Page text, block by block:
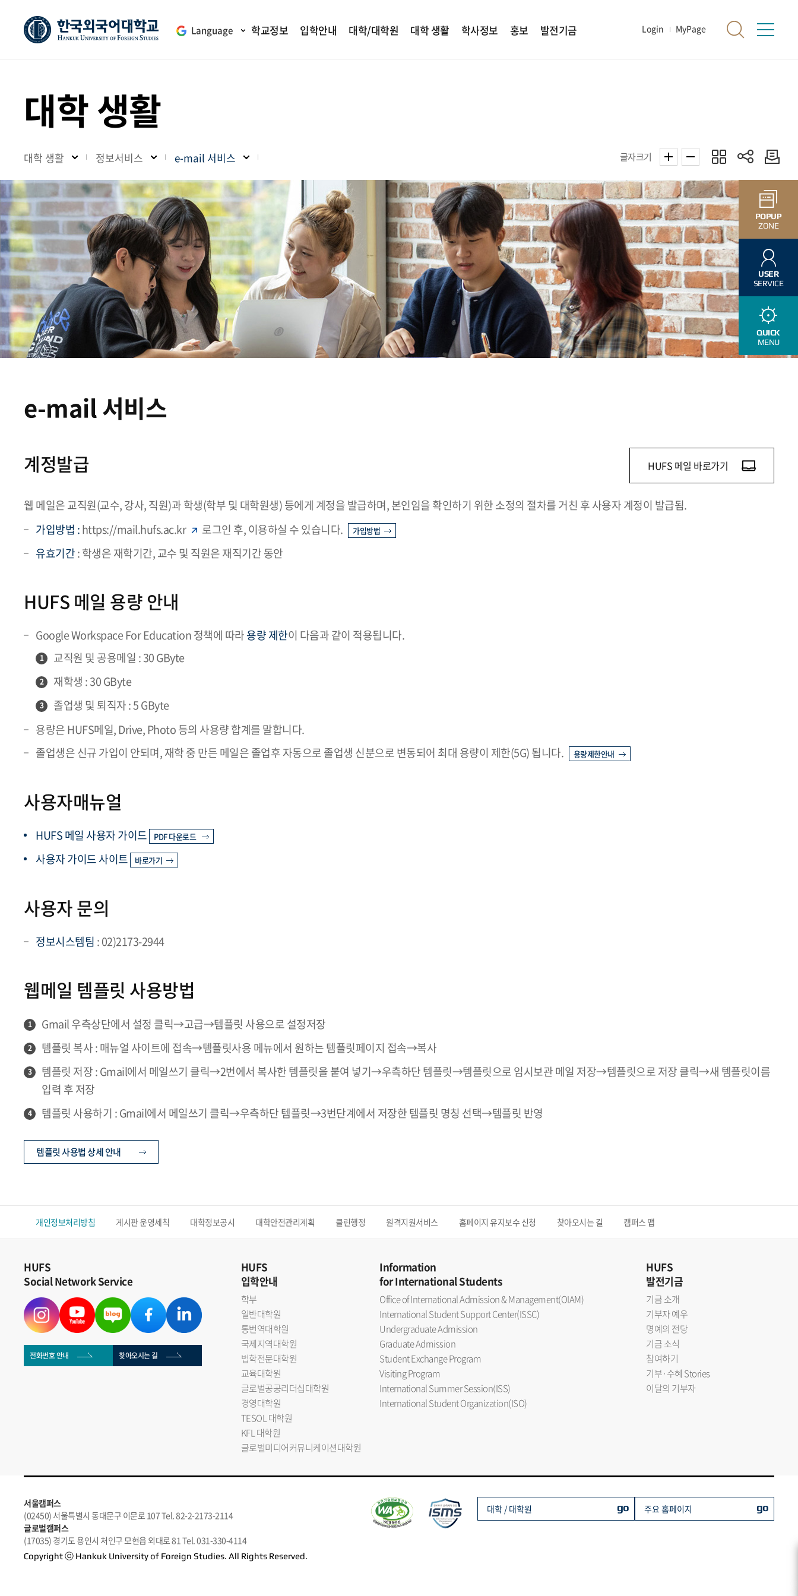
Language 학교정보 입학안내 대학/대학원 대학 생활 학사정보 홍보 발전기금 Login MyPage
POPUP
ZONE
USER
SERVICE
QUICK
MENU
대학 생활
대학 생활 정보서비스 e-mail 서비스 글자크기
e-mail 서비스
계정발급 HUFS 메일 바로가기
웹 메일은 교직원(교수, 강사, 직원)과 학생(학부 및 대학원생) 등에게 계정을 발급하며, 본인임을 확인하기 위한 소정의 절차를 거친 후 사용자 계정이 발급됨.
가입방법 :https://mail.hufs.ac.kr 로그인 후, 이용하실 수 있습니다. 가입방법
유효기간: 학생은 재학기간, 교수 및 직원은 재직기간 동안
HUFS 메일 용량 안내
Google Workspace For Education 정책에 따라용량 제한이 다음과 같이 적용됩니다.
1 교직원 및 공용메일 : 30 GByte
2 재학생 : 30 GByte
3
졸업생 및 퇴직자 : 5 GByte
용량은 HUFS메일, Drive, Photo 등의 사용량 합계를 말합니다.
졸업생은 신규 가입이 안되며, 재학 중 만든 메일은 졸업후 자동으로 졸업생 신분으로 변동되어 최대 용량이 제한(5G) 됩니다.
용량제한안내
사용자매뉴얼
HUFS 메일 사용자 가이드 PDF 다운로드
사용자 가이드 사이트 바로가기
사용자 문의
정보시스템팀 : 02)2173-2944
웹메일 템플릿 사용방법
1 Gmail 우측상단에서 설정 클릭→고급→템플릿 사용으로 설정저장
2 템플릿 복사 : 매뉴얼 사이트에 접속→템플릿사용 메뉴에서 원하는 템플릿페이지 접속→복사
3
템플릿 저장 : Gmail에서 메일쓰기 클릭→2번에서 복사한 템플릿을 붙여 넣기→우측하단 템플릿→템플릿으로 임시보관 메일 저장→템플릿으로 저장 클릭→새 템플릿이름
입력 후 저장
4 템플릿 사용하기 : Gmail에서 메일쓰기 클릭→우측하단 템플릿→3번단계에서 저장한 템플릿 명칭 선택→템플릿 반영
템플릿 사용법 상세 안내
개인정보처리방침 게시판 운영세칙 대학정보공시 대학안전관리계획 클린행정 원격지원서비스 홈페이지 유지보수 신청 찾아오시는 길 캠퍼스 맵
HUFS
Social Network Service
전화번호 안내 찾아오시는 길
HUFS
입학안내
학부
일반대학원
통번역대학원
국제지역대학원
법학전문대학원
교육대학원
글로벌공공리더십대학원
경영대학원
TESOL 대학원
KFL 대학원
글로벌미디어커뮤니케이션대학원
Information
for International Students
Office of International Admission & Management(OIAM)
International Student Support Center(ISSC)
Undergraduate Admission
Graduate Admission
Student Exchange Program
Visiting Program
International Summer Session(ISS)
International Student Organization(ISO)
HUFS
발전기금
기금 소개
기부자 예우
명예의 전당
기금 소식
참여하기
기부·수혜 Stories
이달의 기부자
서울캠퍼스
(02450) 서울특별시 동대문구 이문로 107 Tel. 82-2-2173-2114
글로벌캠퍼스
(17035) 경기도 용인시 처인구 모현읍 외대로 81 Tel. 031-330-4114
Copyright ⓒ Hankuk University of Foreign Studies. All Rights Reserved.
대학 / 대학원 go 주요 홈페이지 go